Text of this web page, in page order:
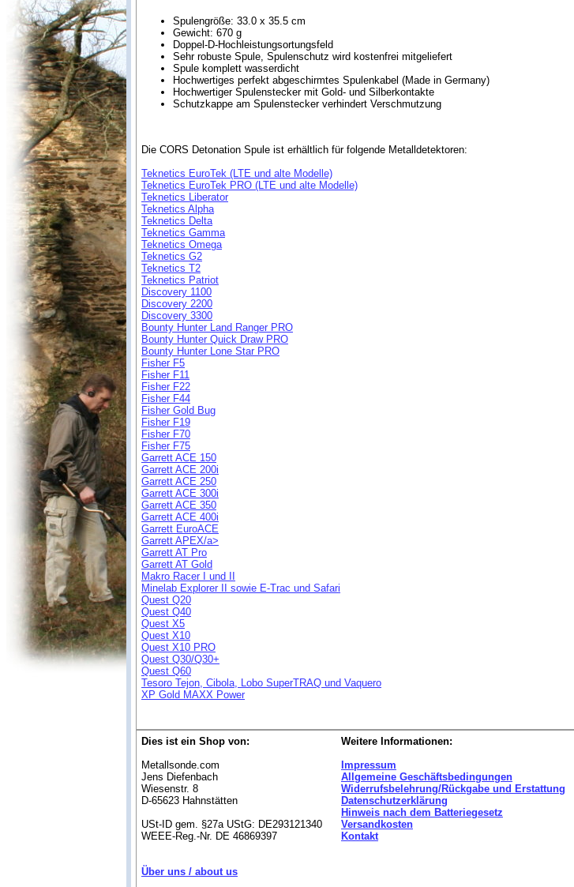
Spulengröße: 33.0 x 35.5 cm
Gewicht: 670 g
Doppel-D-Hochleistungsortungsfeld
Sehr robuste Spule, Spulenschutz wird kostenfrei mitgeliefert
Spule komplett wasserdicht
Hochwertiges perfekt abgeschirmtes Spulenkabel (Made in Germany)
Hochwertiger Spulenstecker mit Gold- und Silberkontakte
Schutzkappe am Spulenstecker verhindert Verschmutzung
Die CORS Detonation Spule ist erhältlich für folgende Metalldetektoren:
Teknetics EuroTek (LTE und alte Modelle)
Teknetics EuroTek PRO (LTE und alte Modelle)
Teknetics Liberator
Teknetics Alpha
Teknetics Delta
Teknetics Gamma
Teknetics Omega
Teknetics G2
Teknetics T2
Teknetics Patriot
Discovery 1100
Discovery 2200
Discovery 3300
Bounty Hunter Land Ranger PRO
Bounty Hunter Quick Draw PRO
Bounty Hunter Lone Star PRO
Fisher F5
Fisher F11
Fisher F22
Fisher F44
Fisher Gold Bug
Fisher F19
Fisher F70
Fisher F75
Garrett ACE 150
Garrett ACE 200i
Garrett ACE 250
Garrett ACE 300i
Garrett ACE 350
Garrett ACE 400i
Garrett EuroACE
Garrett APEX/a>
Garrett AT Pro
Garrett AT Gold
Makro Racer I und II
Minelab Explorer II sowie E-Trac und Safari
Quest Q20
Quest Q40
Quest X5
Quest X10
Quest X10 PRO
Quest Q30/Q30+
Quest Q60
Tesoro Tejon, Cibola, Lobo SuperTRAQ und Vaquero
XP Gold MAXX Power
Dies ist ein Shop von:
Metallsonde.com
Jens Diefenbach
Wiesenstr. 8
D-65623 Hahnstätten
USt-ID gem. §27a UStG: DE293121340
WEEE-Reg.-Nr. DE 46869397
Über uns / about us
Weitere Informationen:
Impressum
Allgemeine Geschäftsbedingungen
Widerrufsbelehrung/Rückgabe und Erstattung
Datenschutzerklärung
Hinweis nach dem Batteriegesetz
Versandkosten
Kontakt